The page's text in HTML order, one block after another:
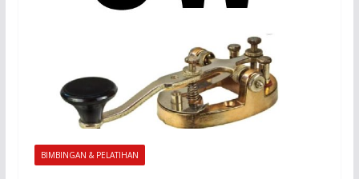
BIMBINGAN & PELATIHAN